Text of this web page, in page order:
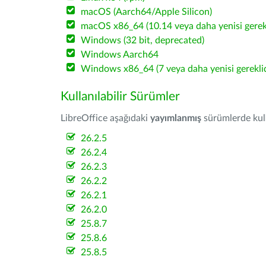
macOS (Aarch64/Apple Silicon)
macOS x86_64 (10.14 veya daha yenisi
Windows (32 bit, deprecated)
Windows Aarch64
Windows x86_64 (7 veya daha yenisi
Kullanılabilir Sürümler
LibreOffice aşağıdaki yayımlanmış sürümlerde
26.2.5
26.2.4
26.2.3
26.2.2
26.2.1
26.2.0
25.8.7
25.8.6
25.8.5